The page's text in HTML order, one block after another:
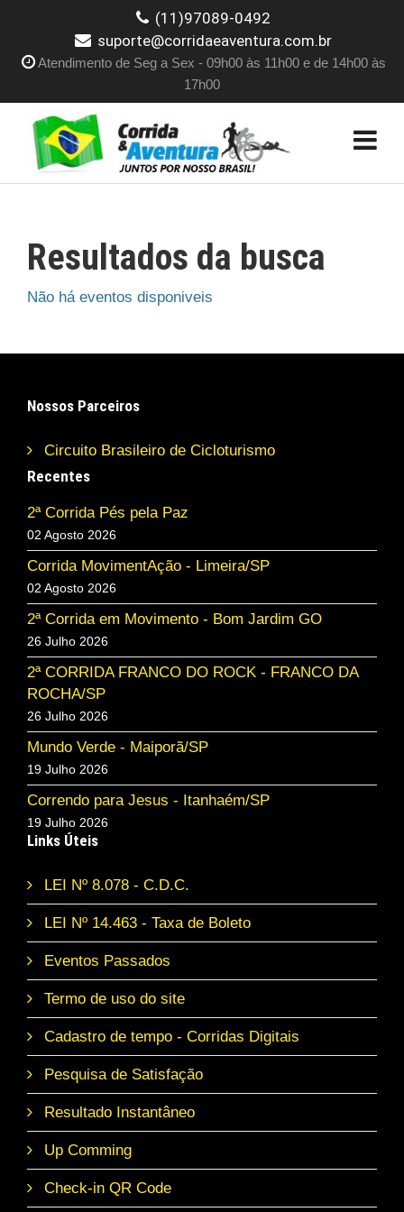
(11)97089-0492
suporte@corridaeaventura.com.br
Atendimento de Seg a Sex - 09h00 às 11h00 e de 14h00 às
17h00
Resultados da busca
Não há eventos disponiveis
Nossos Parceiros
Circuito Brasileiro de Cicloturismo
Recentes
2ª Corrida Pés pela Paz
02 Agosto 2026
Corrida MovimentAção - Limeira/SP
02 Agosto 2026
2ª Corrida em Movimento - Bom Jardim GO
26 Julho 2026
2ª CORRIDA FRANCO DO ROCK - FRANCO DA
ROCHA/SP
26 Julho 2026
Mundo Verde - Maiporã/SP
19 Julho 2026
Correndo para Jesus - Itanhaém/SP
19 Julho 2026
Links Úteis
LEI Nº 8.078 - C.D.C.
LEI Nº 14.463 - Taxa de Boleto
Eventos Passados
Termo de uso do site
Cadastro de tempo - Corridas Digitais
Pesquisa de Satisfação
Resultado Instantâneo
Up Comming
Check-in QR Code